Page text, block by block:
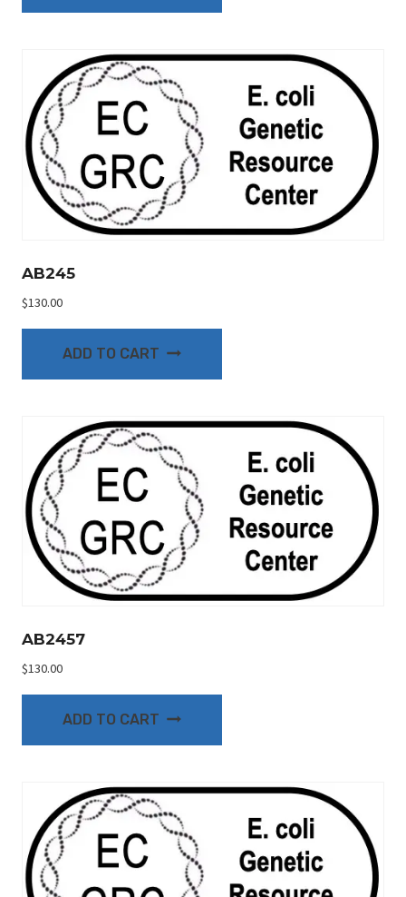
AB245
$130.00
ADD TO CART
AB2457
$130.00
ADD TO CART